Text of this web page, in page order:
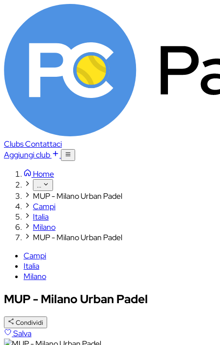
ClubsContattaci
Aggiungi club
Home
...
MUP - Milano Urban Padel
Campi
Italia
Milano
MUP - Milano Urban Padel
Campi
Italia
Milano
MUP - Milano Urban Padel
Condividi
Salva